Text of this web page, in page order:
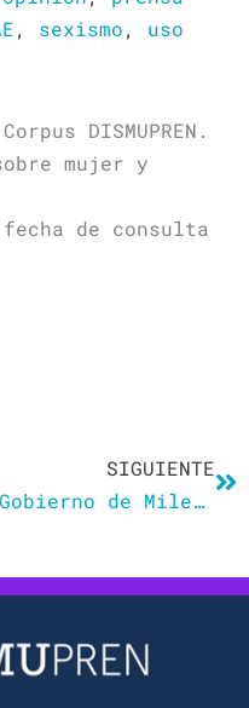
, sexismo, uso
DISMUPREN.
mujer y
de consulta
SIGUIENTE
Gobierno de Milei amplía prohibición de lenguaje inclusivo a toda la administración nacional